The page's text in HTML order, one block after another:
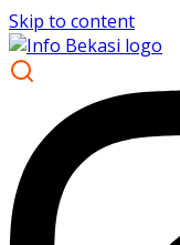
Skip to content